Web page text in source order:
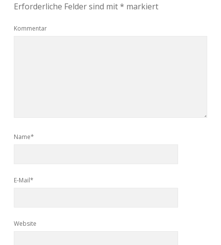
Erforderliche Felder sind mit* markiert
Kommentar
Name*
E-Mail*
Website